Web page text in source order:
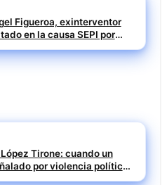
Figueroa, exinterventor
en la causa SEPI por
en ayudas
Tirone: cuando un
por violencia política